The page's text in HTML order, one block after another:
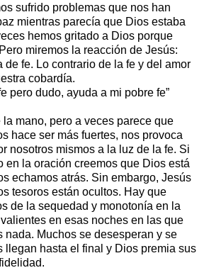
sufrido problemas que nos han
mientras parecía que Dios estaba
hemos gritado a Dios porque
miremos la reacción de Jesús:
de fe. Lo contrario de la fe y del amor
cobardía.
dudo, ayuda a mi pobre fe”
mano, pero a veces parece que
hace ser más fuertes, nos provoca
nosotros mismos a la luz de la fe. Si
en la oración creemos que Dios está
echamos atrás. Sin embargo, Jesús
tesoros están ocultos. Hay que
de la sequedad y monotonía en la
en esas noches en las que
nada. Muchos se desesperan y se
llegan hasta el final y Dios premia sus